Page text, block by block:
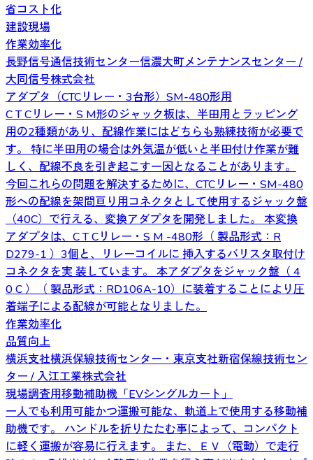
省コスト化
建設現場
作業効率化
長野信号通信技術センター信濃大町メンテナンスセンター /
大同信号株式会社
アダプタ（CTCリレー・3台形）SM-480形用
C T Cリレー・S M形のジャック板は、半田用とラッピング
用の2種類があり、配線作業にはどちらも熟練技術が必要で
す。 特に半田用の場合は外気温が低いと半田付け作業が難
しく、配線不良を引き起こす一因となることがあります。
今回これらの問題を解決するために、CTCリレー・SM-480
形への配線を架間亘り用コネクタとして使用するジャック盤
（40C）で行える、変換アダプタを開発しました。 本変換
アダプタは、C T Cリレー・S M -480形（ 製品形式：R
D279-1 ）3個と、リレーコイルに 挿入するバリスタ取付け
コネクタを実 装しています。 本アダプタをジャック盤（ 4
0 C ）（ 製品形式：RD106A-10）に装着することにより圧
着端子による配線が可能となりました。
作業効率化
品質向上
横浜支社横浜保線技術センター・東京支社新宿保線技術セン
ター / 入江工業株式会社
現場調査用移動補助機「EVシングルカート」
一人でも利用可能かつ運搬可能な、軌道上で使用する移動補
助機です。 ハンドルを折りたたむ事によって、コンパクト
に軽く運搬が容易に行えます。 また、ＥＶ（電動）で走行